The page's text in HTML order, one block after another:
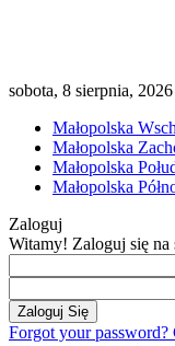
sobota, 8 sierpnia, 2026
Małopolska
Małopolska
Małopolska
Małopolska
Zaloguj
Witamy! Zaloguj się na
Forgot your password?